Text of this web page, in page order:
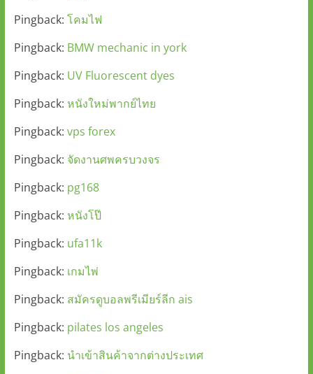
Pingback: โคมไฟ
Pingback: BMW mechanic in york
Pingback: UV Fluorescent dyes
Pingback: หนังใหม่พากย์ไทย
Pingback: vps forex
Pingback: จัดงานศพครบวงจร
Pingback: pg168
Pingback: หนังโป๊
Pingback: ufa11k
Pingback: เกมไพ่
Pingback: สมัครดูบอลพรีเมียร์ลีก ais
Pingback: pilates los angeles
Pingback: นำเข้าสินค้าจากต่างประเทศ